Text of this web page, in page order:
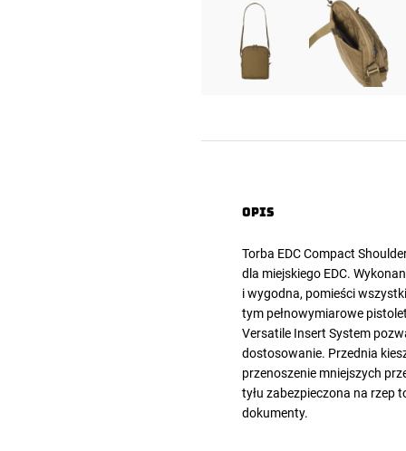
Opis
Torba EDC Compact
dla miejskiego EDC.
i wygodna, pomieści
tym pełnowymiarowe
Versatile Insert System
dostosowanie. Przednia
przenoszenie mniejszych
tyłu zabezpieczona na rzep
dokumenty.